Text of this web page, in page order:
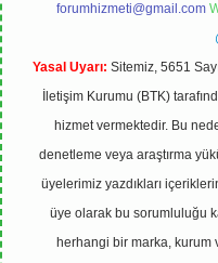
forumhizmeti@gmail.com
Yasal Uyarı: Sitemiz, 5651
İletişim Kurumu (BTK)
hizmet vermektedir. Bu
denetleme veya araştırma
üyelerimiz yazdıkları
üye olarak bu sorumluluğu
herhangi bir marka, kurum